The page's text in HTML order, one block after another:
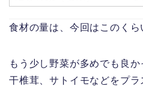
食材の量は、今回はこのくら
もう少し野菜が多めでも良
干椎茸、サトイモなどをプラ